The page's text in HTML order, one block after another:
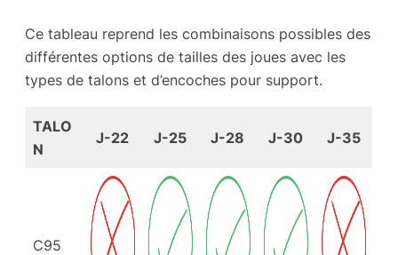
Ce tableau reprend les combinaisons possibles des
différentes options de tailles des joues avec les
types de talons et d’encoches pour support.
TALO
N
J-22 J-25 J-28 J-30 J-35
C95